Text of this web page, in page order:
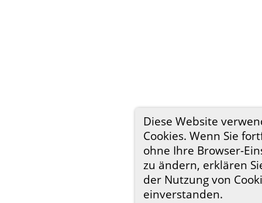
Diese Website
Cookies. Wenn Sie
ohne Ihre Browser-
zu ändern, erklären
der Nutzung von
einverstanden.